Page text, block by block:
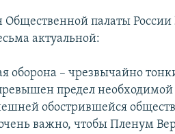
Общественной палаты России
актуальной:
оборона – чрезвычайно
предел
обострившейся
важно, чтобы Пленум